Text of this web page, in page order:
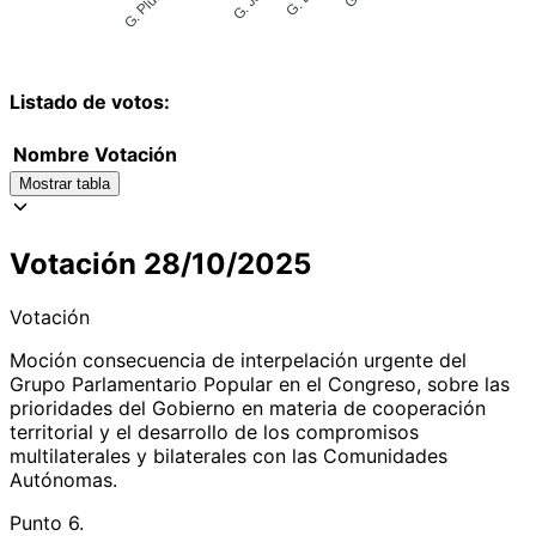
Listado de votos:
Nombre Votación
Mostrar tabla
Votación 28/10/2025
Votación
Moción consecuencia de interpelación urgente del
Grupo Parlamentario Popular en el Congreso, sobre las
prioridades del Gobierno en materia de cooperación
territorial y el desarrollo de los compromisos
multilaterales y bilaterales con las Comunidades
Autónomas.
Punto 6.